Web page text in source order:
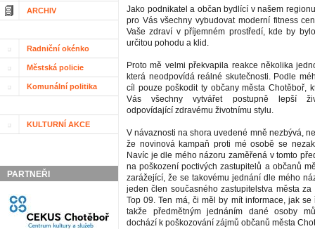
ARCHIV
Radniční okénko
Městská policie
Komunální politika
KULTURNÍ AKCE
PARTNEŘI
Jako podnikatel a občan bydlící v našem
pro Vás všechny vybudovat moderní fitness
Vaše zdraví v příjemném prostředí, kde by
určitou pohodu a klid.
Proto mě velmi překvapila reakce několika
která neodpovídá reálné skutečnosti. Podle
cíl pouze poškodit ty občany města Chotěboř,
Vás všechny vytvářet postupně lepší
odpovídající zdravému životnímu stylu.
V návaznosti na shora uvedené mně nezbývá,
že novinová kampaň proti mé osobě se
Navíc je dle mého názoru zaměřená v tomto
na poškození poctivých zastupitelů a občanů
zarážející, že se takovému jednání dle mého
jeden člen současného zastupitelstva města za
Top 09. Ten má, či měl by mít informace, jak se
takže předmětným jednáním dané osoby
dochází k poškozování zájmů občanů města